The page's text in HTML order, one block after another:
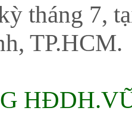
tháng 7,
TP.HCM.